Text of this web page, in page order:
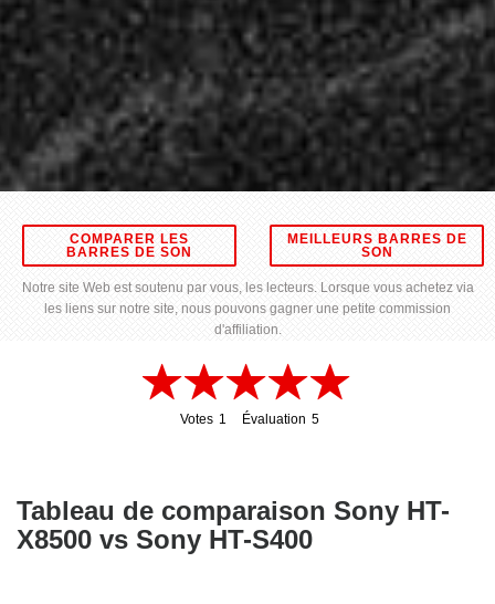
COMPARER LES
BARRES DE SON
MEILLEURS BARRES DE
SON
Notre site Web est soutenu par vous, les lecteurs. Lorsque vous achetez via
les liens sur notre site, nous pouvons gagner une petite commission
d'affiliation.
Votes 1
Évaluation 5
Tableau de comparaison Sony HT-
X8500 vs Sony HT-S400